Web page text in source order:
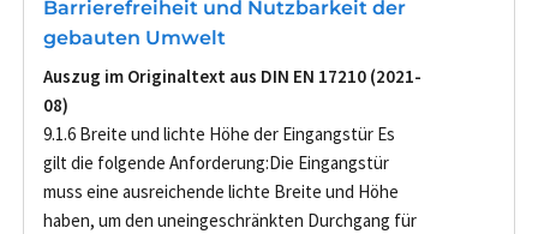
Barrierefreiheit und Nutzbarkeit der
gebauten Umwelt
Auszug im Originaltext aus DIN EN 17210 (2021-
08)
9.1.6 Breite und lichte Höhe der Eingangstür Es
gilt die folgende Anforderung:Die Eingangstür
muss eine ausreichende lichte Breite und Höhe
haben, um den uneingeschränkten Durchgang für